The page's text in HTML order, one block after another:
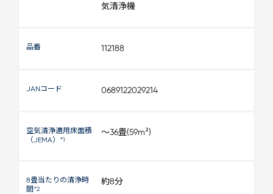
気清浄機
品番 112188
JANコード 0689122029214
空気清浄適用床面積
（JEMA）
*1
～36畳(59m²)
8畳当たりの清浄時
間 *2
約8分